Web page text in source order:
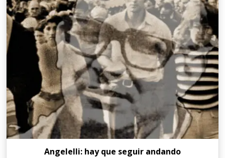
Angelelli: hay que seguir andando